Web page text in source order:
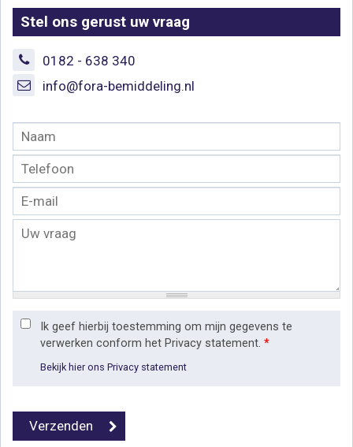
Stel ons gerust uw vraag
0182 - 638 340
info@fora-bemiddeling.nl
Ik geef hierbij toestemming om mijn gegevens te
verwerken conform het Privacy statement. *
Bekijk hier ons Privacy statement